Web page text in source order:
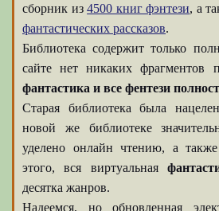
сборник из4500 книг фэнтези, а
фантастических рассказов.
Библиотека содержит только
сайте нет никаких фрагментов
фантастика и все фентези
Старая библиотека была
новой же библиотеке
уделено онлайн чтению, а
этого, вся виртуальная
десятка жанров.
Надеемся, но обновленная